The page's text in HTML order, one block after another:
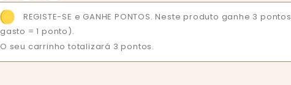
REGISTE-SE e GANHE PONTOS. Neste produto ganhe 3 pontos
gasto = 1 ponto).
O seu carrinho totalizará 3 pontos.